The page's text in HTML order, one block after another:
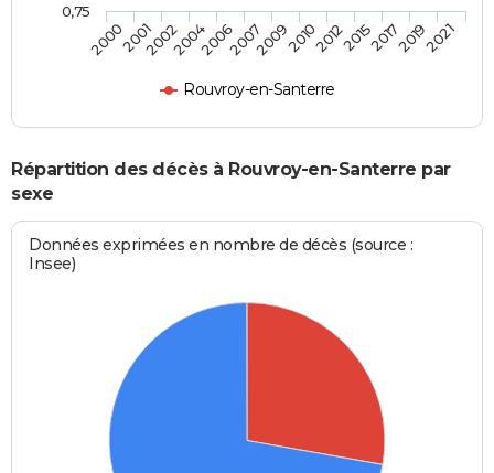
Rouvroy-en-Santerre
2000200120022004200620072009201020122015201720192021
0,75
Répartition des décès à Rouvroy-en-Santerre par
sexe
Données exprimées en nombre de décès (source :
Insee)